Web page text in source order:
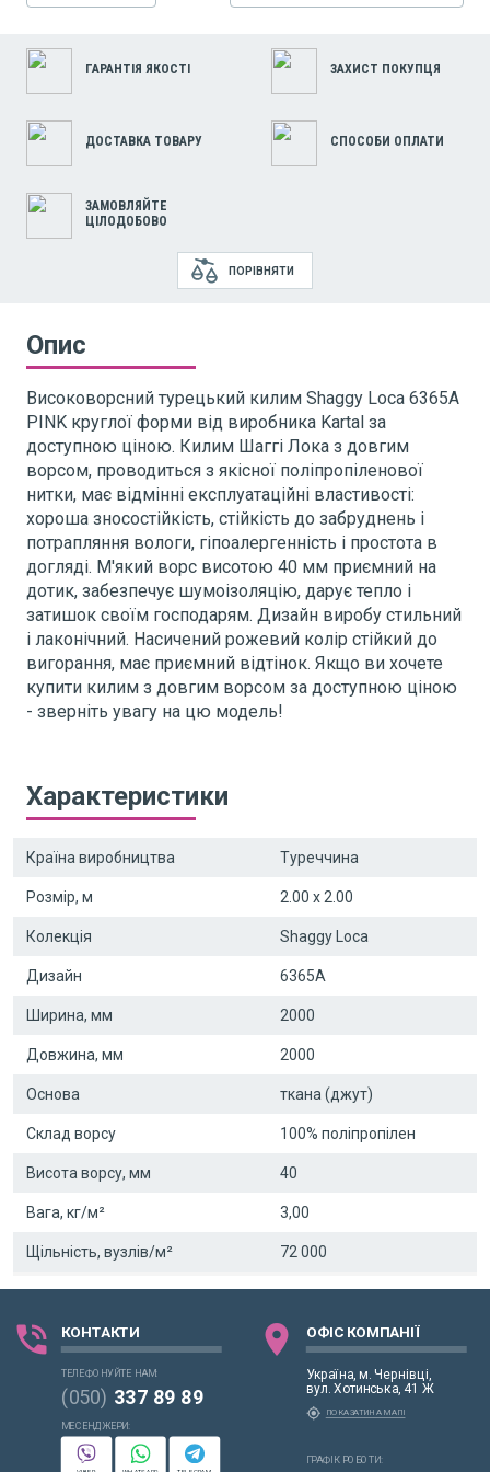
ГАРАНТІЯ ЯКОСТІ ЗАХИСТ ПОКУПЦЯ
ДОСТАВКА ТОВАРУ СПОСОБИ ОПЛАТИ
ЗАМОВЛЯЙТЕ
ЦІЛОДОБОВО
ПОРІВНЯТИ
Опис
Високоворсний турецький килим Shaggy Loca 6365A
PINK круглої форми від виробника Kartal за
доступною ціною. Килим Шаггі Лока з довгим
ворсом, проводиться з якісної поліпропіленової
нитки, має відмінні експлуатаційні властивості:
хороша зносостійкість, стійкість до забруднень і
потрапляння вологи, гіпоалергенність і простота в
догляді. М'який ворс висотою 40 мм приємний на
дотик, забезпечує шумоізоляцію, дарує тепло і
затишок своїм господарям. Дизайн виробу стильний
і лаконічний. Насичений рожевий колір стійкий до
вигорання, має приємний відтінок. Якщо ви хочете
купити килим з довгим ворсом за доступною ціною
- зверніть увагу на цю модель!
Характеристики
Країна виробництва Туреччина
Розмір, м 2.00 x 2.00
Колекція Shaggy Loca
Дизайн 6365A
Ширина, мм 2000
Довжина, мм 2000
Основа ткана (джут)
Склад ворсу 100% поліпропілен
Висота ворсу, мм 40
Вага, кг/м² 3,00
Щільність, вузлів/м² 72 000
phone_in_talk КОНТАКТИ
ТЕЛЕФОНУЙТЕ НАМ:
(050) 337 89 89
МЕСЕНДЖЕРИ:
location_on ОФІС КОМПАНІЇ
Україна, м. Чернівці,
вул. Хотинська, 41 Ж
my_location ПОКАЗАТИ НА МАПІ
ГРАФІК РОБОТИ: